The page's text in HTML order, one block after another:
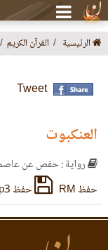
الرئيسية القرآن الكريم
Tweet
العنكبوت
رواية : حفص عن
حفظ RM
حفظ mp3